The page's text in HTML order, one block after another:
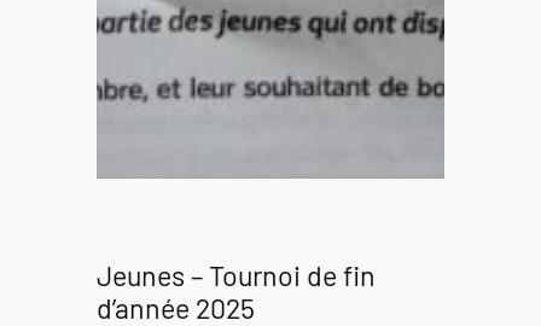
Jeunes – Tournoi de fin
d’année 2025